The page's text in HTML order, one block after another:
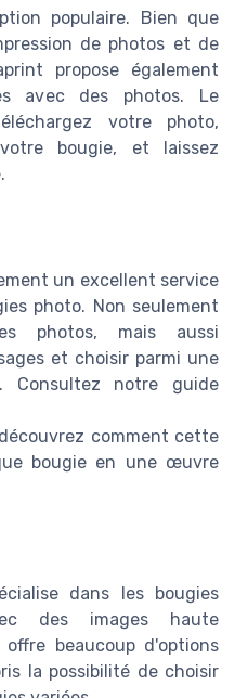
populaire. Bien que
de photos et de
propose également
avec des photos. Le
votre photo,
bougie, et laissez
un excellent service
photo. Non seulement
photos, mais aussi
et choisir parmi une
Consultez notre guide
comment cette
bougie en une œuvre
dans les bougies
des images haute
beaucoup d'options
la possibilité de choisir